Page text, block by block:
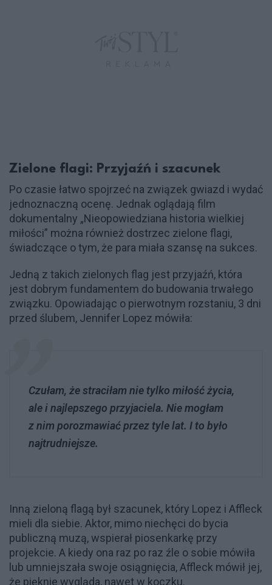
Zielone flagi: Przyjaźń i szacunek
Po czasie łatwo spojrzeć na związek gwiazd i wydać
jednoznaczną ocenę. Jednak oglądają film
dokumentalny „Nieopowiedziana historia wielkiej
miłości” można również dostrzec zielone flagi,
świadczące o tym, że para miała szansę na sukces.
Jedną z takich zielonych flag jest przyjaźń, która
jest dobrym fundamentem do budowania trwałego
związku. Opowiadając o pierwotnym rozstaniu, 3 dni
przed ślubem, Jennifer Lopez mówiła:
Czułam, że straciłam nie tylko miłość życia,
ale i najlepszego przyjaciela. Nie mogłam
z nim porozmawiać przez tyle lat. I to było
najtrudniejsze.
Inną zieloną flagą był szacunek, który Lopez i Affleck
mieli dla siebie. Aktor, mimo niechęci do bycia
publiczną muzą, wspierał piosenkarkę przy
projekcie. A kiedy ona raz po raz źle o sobie mówiła
lub umniejszała swoje osiągnięcia, Affleck mówił jej,
że pięknie wygląda, nawet w koczku.